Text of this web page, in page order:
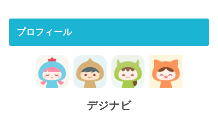
プロフィール
デジナビ